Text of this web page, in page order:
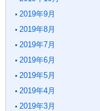
2019年9月
2019年8月
2019年7月
2019年6月
2019年5月
2019年4月
2019年3月